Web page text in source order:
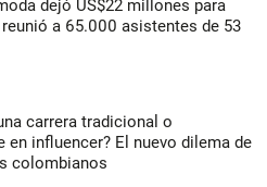
dejó US$22 millones para
a 65.000 asistentes de 53
carrera tradicional o
en influencer? El nuevo dilema de
colombianos